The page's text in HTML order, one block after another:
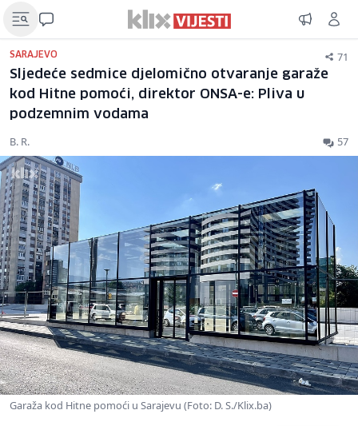
SARAJEVO 71
Sljedeće sedmice djelomično otvaranje garaže
kod Hitne pomoći, direktor ONSA-e: Pliva u
podzemnim vodama
B. R. 57
Garaža kod Hitne pomoći u Sarajevu (Foto: D. S./Klix.ba)